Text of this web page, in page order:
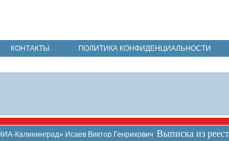
КОНТАКТЫ ПОЛИТИКА КОНФИДЕНЦИАЛЬНОСТИ
Калининград» Исаев Виктор Генрихович Выписка из